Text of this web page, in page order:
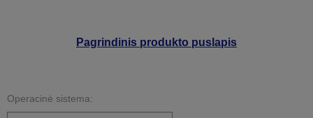
Pagrindinis produkto puslapis
Operacinė sistema: